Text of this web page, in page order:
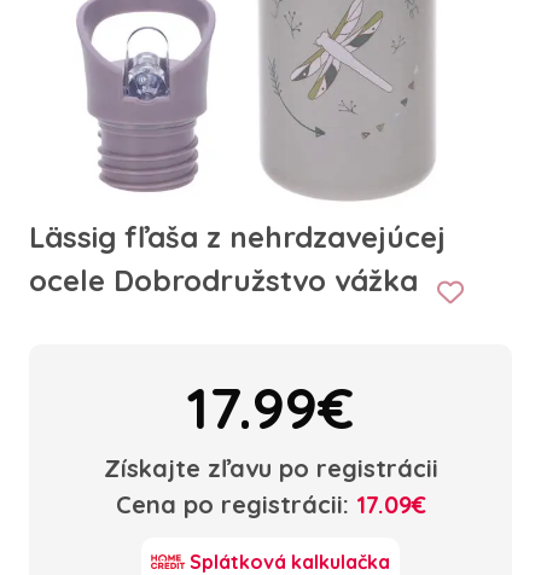
Lässig fľaša z nehrdzavejúcej
ocele Dobrodružstvo vážka
17.99€
Získajte zľavu po registrácii
Cena po registrácii: 17.09€
Splátková kalkulačka